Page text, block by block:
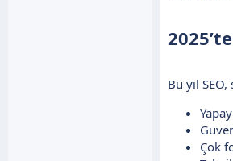
Bu yıl
Çok